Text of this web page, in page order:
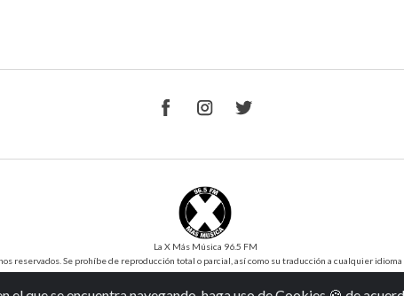
La X Más Música 96.5 FM
reservados. Se prohíbe de reproducción total o parcial, así como su traducción a cualquier
Desarrollo y DiseñoSilverIT
Versión 1.0